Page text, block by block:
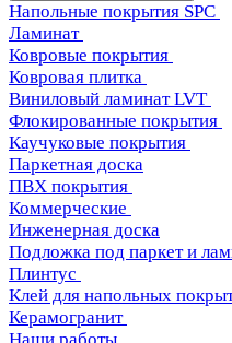
Напольные покрытия SPC
Ламинат
Ковровые покрытия
Ковровая плитка
Виниловый ламинат LVT
Флокированные покрытия
Каучуковые покрытия
Паркетная доска
ПВХ покрытия
Коммерческие
Инженерная доска
Подложка под паркет и
Плинтус
Клей для напольных
Керамогранит